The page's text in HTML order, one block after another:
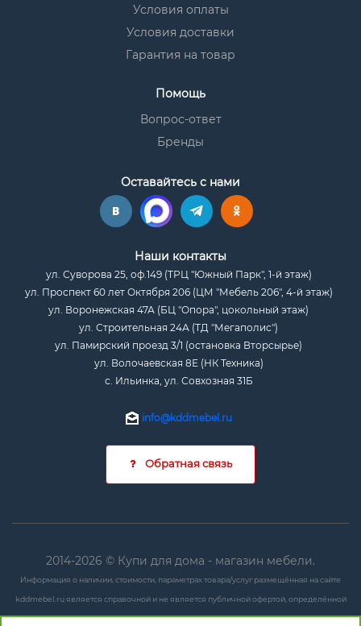
Условия оплаты
Условия доставки
Гарантия на товар
Помощь
Вопрос-ответ
Бренды
Оставайтесь с нами
Наши контакты
ул. Суворова 25, оф.149 (ТРЦ "Южный Парк", 1-й этаж)
ул. Проспект 60 лет Октября 206 (ЦМ "Мебель 206", 4-й этаж)
ул. Воронежская 47А (БЦ "Опора", цокольный этаж)
ул. Строительная 24А (ТД "Мегаполис")
ул. Памирский проезд 3/1 (остановка Вторсырье)
ул. Волочаевская 8Е (НК Техника)
с. Ильинка, ул. Совхозная 31Б
info@kddmebel.ru
Обратная связь
2014-2026 © Купи для дома - магазин мебели.
Информация о наличии, стоимости, параметрах товара/услуг размещённая на сайте
kddmebel.ru является справочной и не является публичной офертой, определённой
положениями ст. 437 ГК РФ.